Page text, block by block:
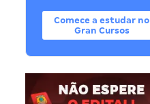
Comece a estudar no
Gran Cursos